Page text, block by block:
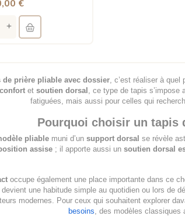
€
de prière pliable avec dossier , c’est réaliser à quel
confortet soutien dorsal
, ce type de tapis
fatiguées, mais aussi pour celles qui
Pourquoi choisir un tapis
pliable muni d’un support dorsal se révèle
assise ; il apporte aussi un soutien dorsal
occupe également une place importante dans ce
une habitude simple au quotidien ou lors de
modernes. Pour ceux qui souhaitent explorer
besoins , des modèles